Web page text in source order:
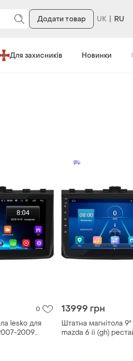
Додати товар RU
Для захисників Новинки
0
lesko для
2009
13999 грн
Штатна магнітола
mazda 6 ii (gh)